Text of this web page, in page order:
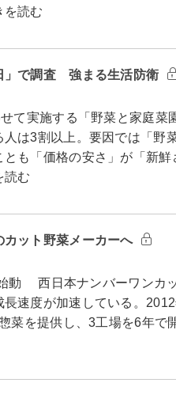
読む
」で調査 強まる生活防衛
て実施する「野菜と家庭菜
は3割以上。要因では「野
も「価格の安さ」が「新鮮
読む
ット野菜メーカーへ
動 西日本ナンバーワンカ
速度が加速している。
菜を提供し、3工場を6年で